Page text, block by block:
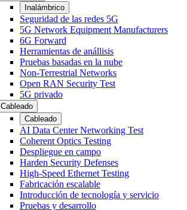
Inalámbrico
Seguridad de las redes 5G
5G Network Equipment Manufacturers
6G Forward
Herramientas de anállisis
Pruebas basadas en la nube
Non-Terrestrial Networks
Open RAN Security Test
5G privado
Cableado
Cableado
AI Data Center Networking Test
Coherent Optics Testing
Despliegue en campo
Harden Security Defenses
High-Speed Ethernet Testing
Fabricación escalable
Introducción de tecnología y servicio
Pruebas y desarrollo